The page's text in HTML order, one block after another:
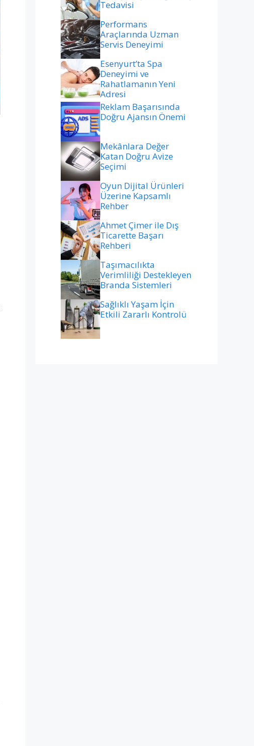
Tedavisi
Performans
Araçlarında Uzman
Servis Deneyimi
Esenyurt’ta Spa
Deneyimi ve
Rahatlamanın Yeni
Adresi
Reklam Başarısında
Doğru Ajansın Önemi
Mekânlara Değer
Katan Doğru Avize
Seçimi
Oyun Dijital Ürünleri
Üzerine Kapsamlı
Rehber
Ahmet Çimer ile Dış
Ticarette Başarı
Rehberi
Taşımacılıkta
Verimliliği Destekleyen
Branda Sistemleri
Sağlıklı Yaşam İçin
Etkili Zararlı Kontrolü